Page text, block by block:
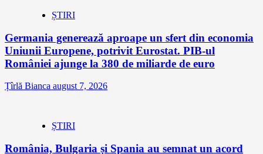
ȘTIRI
Germania generează aproape un sfert din economia
Uniunii Europene, potrivit Eurostat. PIB-ul
României ajunge la 380 de miliarde de euro
Țîrlă Bianca august 7, 2026
ȘTIRI
România, Bulgaria și Spania au semnat un acord